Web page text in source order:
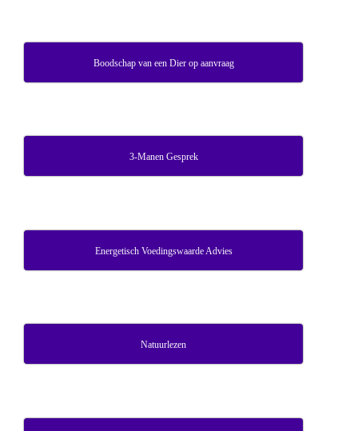
Boodschap van een Dier op aanvraag
3-Manen Gesprek
Energetisch Voedingswaarde Advies
Natuurlezen